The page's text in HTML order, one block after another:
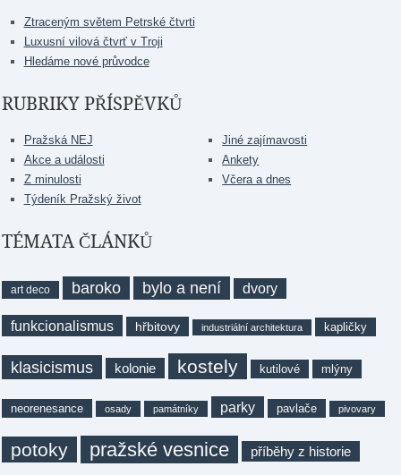
Ztraceným světem Petrské čtvrti
Luxusní vilová čtvrť v Troji
Hledáme nové průvodce
RUBRIKY PŘÍSPĚVKŮ
Pražská NEJ
Akce a události
Z minulosti
Týdeník Pražský život
Jiné zajímavosti
Ankety
Včera a dnes
TÉMATA ČLÁNKŮ
art deco baroko bylo a není dvory
funkcionalismus hřbitovy industriální architektura kapličky
klasicismus kolonie kostely kutilové mlýny
neorenesance osady památníky parky pavlače pivovary
potoky pražské vesnice příběhy z historie